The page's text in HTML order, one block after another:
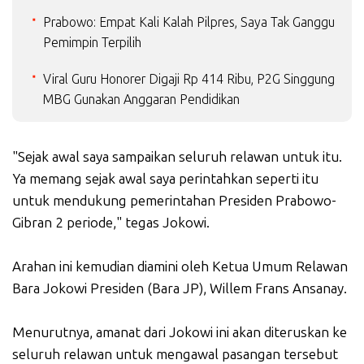
Prabowo: Empat Kali Kalah Pilpres, Saya Tak Ganggu
Pemimpin Terpilih
Viral Guru Honorer Digaji Rp 414 Ribu, P2G Singgung
MBG Gunakan Anggaran Pendidikan
"Sejak awal saya sampaikan seluruh relawan untuk itu.
Ya memang sejak awal saya perintahkan seperti itu
untuk mendukung pemerintahan Presiden Prabowo-
Gibran 2 periode," tegas Jokowi.
Arahan ini kemudian diamini oleh Ketua Umum Relawan
Bara Jokowi Presiden (Bara JP), Willem Frans Ansanay.
Menurutnya, amanat dari Jokowi ini akan diteruskan ke
seluruh relawan untuk mengawal pasangan tersebut